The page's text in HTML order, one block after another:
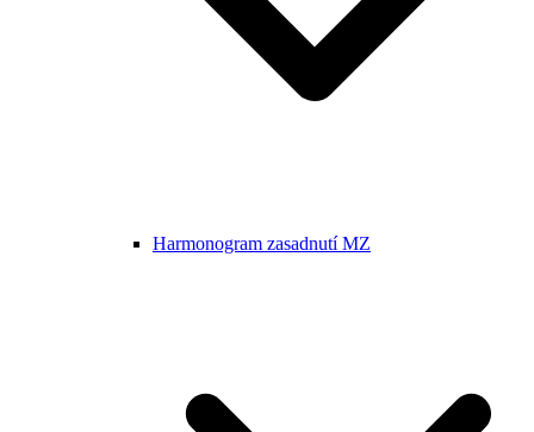
Harmonogram zasadnutí MZ